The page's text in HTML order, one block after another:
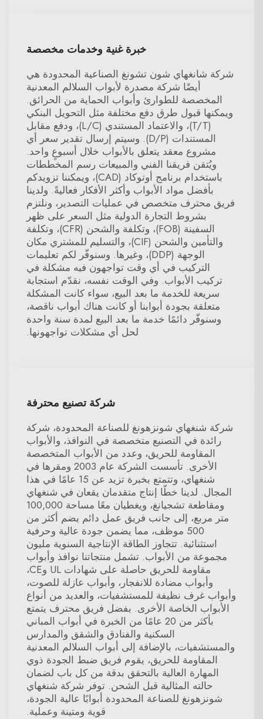
خبرة غنية وخدمات مخصصة
شركة شانغهاي شون تشونغ الصناعية المحدودة هي
أيضًا شركة مصدرة لأبواب السلالم المعدنية
المخصصة للطوارئ وأبواب الحماية من الحرائق.
ويمكنها قبول طرق دفع مختلفة مثل التحويل البنكي
(T/T)، والاعتماد المستندي (L/C)، ودفع مقابل
المستندات (D/P). وسيتم إرسال تقدير سعر أي
مشروع معقد يتعلق بالأبواب خلال أسبوعٍ واحد.
ويُتقن فريقنا الفني والمبيعات رسم المخططات
باستخدام برنامج أوتوكاد (CAD)، ويمكننا تزويدكم
بأفضل مواد الأبواب وأكثر الأفكار فعاليةً. ولدينا
فريق محترف متخصص في عمليات التصدير، ونلتزم
بشروط التجارة الدولية مثل السعر على ظهر
السفينة (FOB)، وتكلفة والشحن (CFR)، وتكلفة
والتأمين والشحن (CIF)، والتسليم للمشتري مكان
الوجهة (DDP)، وغيرها. وسنوفّر لكم تعليمات
التركيب في أي وقت تواجهون فيه مشكلة في
تركيب الأبواب. وفي الوقت نفسه، نقدّم استجابة
سريعة للخدمة ما بعد البيع، سواء كانت المشكلة
متعلقة بجودة أبوابنا أو كانت هناك أبواب ناقصة،
وسنوفّر دائمًا خدمة ما بعد البيع لمدة سنة واحدة
لحل أي مشكلات تواجهونها.
شركة تصنيع محترفة
شركة شنغهاي شونزهونغ للصناعة المحدودة، شركة
رائدة في التصنيع متخصصة في النوافذ، والأبواب
المقاومة للحريق، وعدد من الأبواب المتخصصة
الأخرى. تأسست الشركة عام 2003 ومقرها في
شنغهاي، وتتمتع بخبرة تزيد عن 15 عامًا في هذا
المجال. لدينا خطّا إنتاج متقدمان يقعان في شنغهاي
ومقاطعة تشجيانغ، ويغطيان معًا مساحة 100,000
متر مربع، إلى جانب فريق عمل دائم يضم أكثر من
500 موظف، مما يضمن جودة عالية وحرفية
استثنائية. تتجاوز الطاقة الإنتاجية السنوية مليون
مجموعة من الأبواب. تشمل منتجاتنا نوافذ وأبواب
مقاومة للحريق حاصلة على شهادات UL وCE،
وأبواب مضادة للانفجار، وأبواب عازلة للصوت،
وأبواب غرف نظيفة للمستشفيات، والعديد من أنواع
الأبواب الخاصة الأخرى. بفضل فريق محترف يتمتع
بأكثر من 20 عامًا من الخبرة في أبواب المباني
السكنية والفنادق والشقق والمدارس
والمستشفيات، بالإضافة إلى أبواب السلالم المعدنية
المقاومة للحريق، يقوم فريق ضبط الجودة ذوي
المهارة العالية بالتحقق بدقة من كل باب لضمان
حالته المثالية قبل الشحن. توفر شركة شنغهاي
شونزهونغ للصناعة المحدودة أبوابًا عالية الجودة،
قوية ومتينة وعملية.